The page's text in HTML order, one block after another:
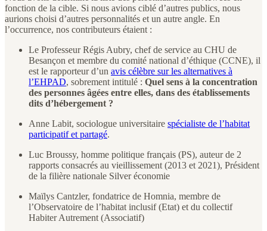
fonction de la cible. Si nous avions ciblé d’autres publics, nous
aurions choisi d’autres personnalités et un autre angle. En
l’occurrence, nos contributeurs étaient :
Le Professeur Régis Aubry, chef de service au CHU de
Besançon et membre du comité national d’éthique (CCNE), il
est le rapporteur d’un avis célèbre sur les alternatives à
l’EHPAD, sobrement intitulé : Quel sens à la concentration
des personnes âgées entre elles, dans des établissements
dits d’hébergement ?
Anne Labit, sociologue universitaire spécialiste de l’habitat
participatif et partagé.
Luc Broussy, homme politique français (PS), auteur de 2
rapports consacrés au vieillissement (2013 et 2021), Président
de la filière nationale Silver économie
Maïlys Cantzler, fondatrice de Homnia, membre de
l’Observatoire de l’habitat inclusif (Etat) et du collectif
Habiter Autrement (Associatif)